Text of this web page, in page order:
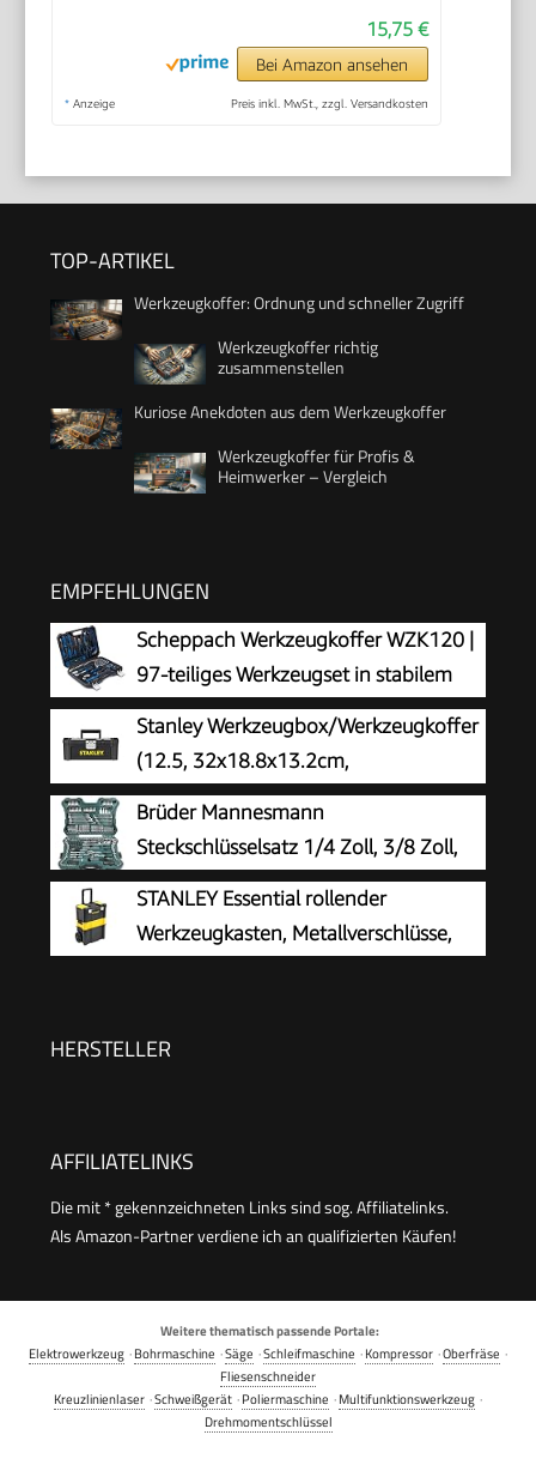
15,75 €
Bei Amazon ansehen
* Anzeige Preis inkl. MwSt., zzgl. Versandkosten
TOP-ARTIKEL
Werkzeugkoffer: Ordnung und schneller Zugriff
Werkzeugkoffer richtig
zusammenstellen
Kuriose Anekdoten aus dem Werkzeugkoffer
Werkzeugkoffer für Profis &
Heimwerker – Vergleich
EMPFEHLUNGEN
Scheppach Werkzeugkoffer WZK120 |
97-teiliges Werkzeugset in stabilem
Kunststoffkoffer | Werkzeuge mit
gummiertem Griff | Biteinsätze,
Schraubendreher, Sechskant-
Steckschlüsseleinsätze uvm.
Stanley Werkzeugbox/Werkzeugkoffer
(12.5, 32x18.8x13.2cm,
Werkzeugkasten mit Metallschließen,
Organizer für Kleinteile und Zubehör,
entnehmbare Trage) STST1-75515
Brüder Mannesmann
Steckschlüsselsatz 1/4 Zoll, 3/8 Zoll,
1/2 Zoll, 215-teilig - Werkzeugkoffer
mit Ratschen, Schraubendreher,
Sechskantschlüssel, Verlängerungsstücken,
STANLEY Essential rollender
Werkzeugkasten, Metallverschlüsse,
HERSTELLER
AFFILIATELINKS
Die mit * gekennzeichneten Links sind sog. Affiliatelinks.
Als Amazon-Partner verdiene ich an qualifizierten Käufen!
Weitere thematisch passende Portale:
Elektrowerkzeug ·Bohrmaschine ·Säge ·Schleifmaschine ·Kompressor ·Oberfräse ·
Fliesenschneider
Kreuzlinienlaser ·Schweißgerät ·Poliermaschine ·Multifunktionswerkzeug ·
Drehmomentschlüssel